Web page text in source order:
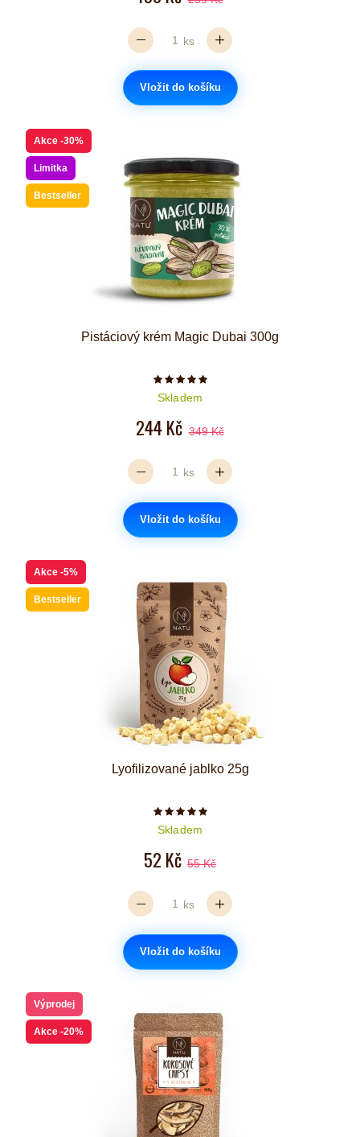
ks
Vložit do košíku
Akce -30%
Limitka
Bestseller
Pistáciový krém Magic Dubai 300g
Počet hvězdiček je 5 z 5
Skladem
244 Kč 349 Kč
ks
Vložit do košíku
Akce -5%
Bestseller
Lyofilizované jablko 25g
Počet hvězdiček je 5 z 5
Skladem
52 Kč 55 Kč
ks
Vložit do košíku
Výprodej
Akce -20%